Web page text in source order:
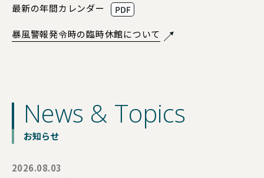
最新の年間カレンダー
暴風警報発令時の臨時休館について
News & Topics
お知らせ
2026.08.03